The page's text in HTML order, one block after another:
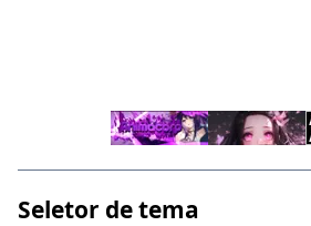
Seletor de tema